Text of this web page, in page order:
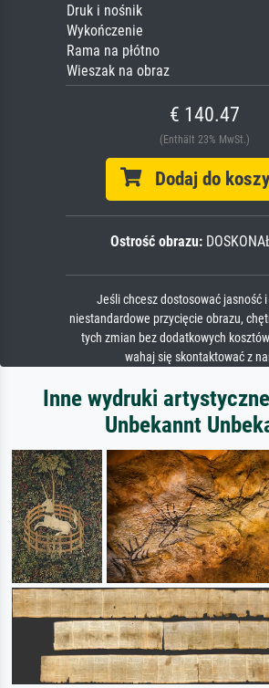
Druk i nośnik
Wykończenie
Rama na płótno
Wieszak na obraz
€ 140.47
(Enthält 23% MwSt.)
Dodaj do
Ostrość obrazu:
Jeśli chcesz dostosować jasność
niestandardowe przycięcie obrazu,
tych zmian bez dodatkowych
wahaj się skontaktować z
Inne wydruki
Unbekannt